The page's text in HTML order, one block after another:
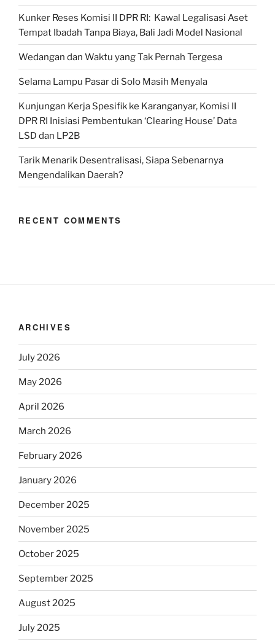
Kunker Reses Komisi II DPR RI: Kawal Legalisasi Aset
Tempat Ibadah Tanpa Biaya, Bali Jadi Model Nasional
Wedangan dan Waktu yang Tak Pernah Tergesa
Selama Lampu Pasar di Solo Masih Menyala
Kunjungan Kerja Spesifik ke Karanganyar, Komisi II
DPR RI Inisiasi Pembentukan ‘Clearing House’ Data
LSD dan LP2B
Tarik Menarik Desentralisasi, Siapa Sebenarnya
Mengendalikan Daerah?
RECENT COMMENTS
ARCHIVES
July 2026
May 2026
April 2026
March 2026
February 2026
January 2026
December 2025
November 2025
October 2025
September 2025
August 2025
July 2025